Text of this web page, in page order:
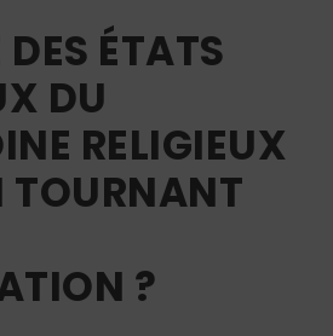
ÉTATS
DU
RELIGIEUX
TOURNANT
?